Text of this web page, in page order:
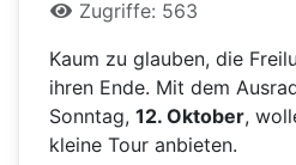
Zugriffe: 563
Kaum zu glauben, die
ihren Ende. Mit dem
Sonntag, 12. Oktober,
kleine Tour anbieten.